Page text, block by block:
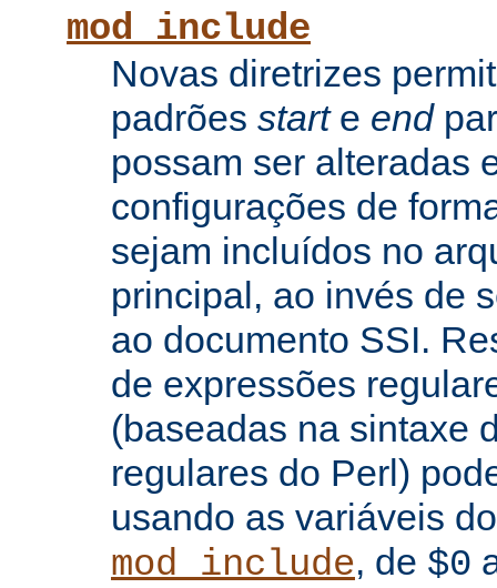
mod_include
Novas diretrizes
padrões starte end
possam ser alteradas
configurações de
sejam incluídos no
principal, ao invés de
ao documento SSI.
de expressões
(baseadas na sintaxe
regulares do Perl)
usando as variáveis
mod_include, de $0